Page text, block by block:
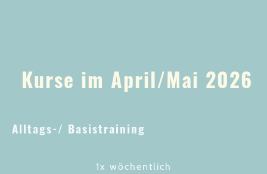
Kurse im April/Mai 2026
Alltags-/ Basistraining
1x wöchentlich